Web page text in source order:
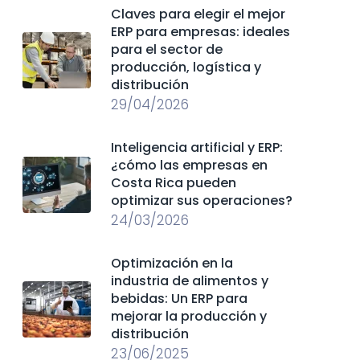
Claves para elegir el mejor
ERP para empresas: ideales
para el sector de
producción, logística y
distribución
29/04/2026
Inteligencia artificial y ERP:
¿cómo las empresas en
Costa Rica pueden
optimizar sus operaciones?
24/03/2026
Optimización en la
industria de alimentos y
bebidas: Un ERP para
mejorar la producción y
distribución
23/06/2025